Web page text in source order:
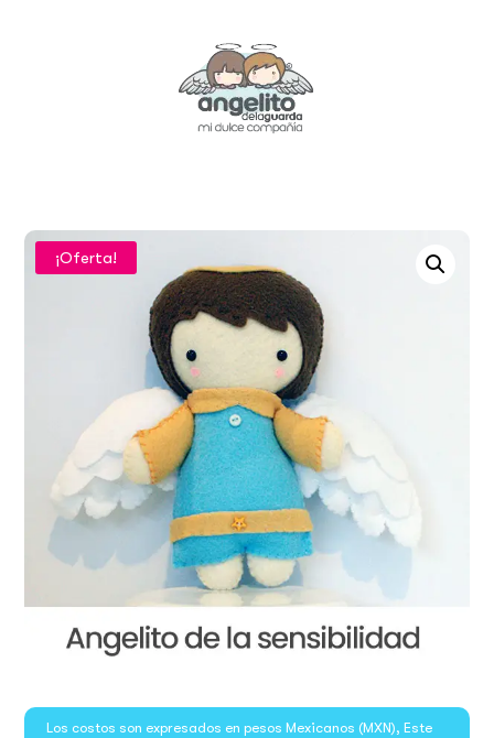
¡Oferta!
Los costos son expresados en pesos Mexicanos (MXN), Este